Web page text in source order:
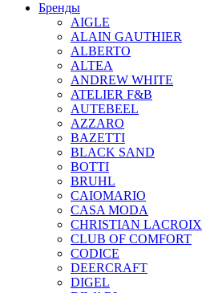
Бренды
AIGLE
ALAIN GAUTHIER
ALBERTO
ALTEA
ANDREW WHITE
ATELIER F&B
AUTEBEEL
AZZARO
BAZETTI
BLACK SAND
BOTTI
BRUHL
CAIOMARIO
CASA MODA
CHRISTIAN LACROIX
CLUB OF COMFORT
CODICE
DEERCRAFT
DIGEL